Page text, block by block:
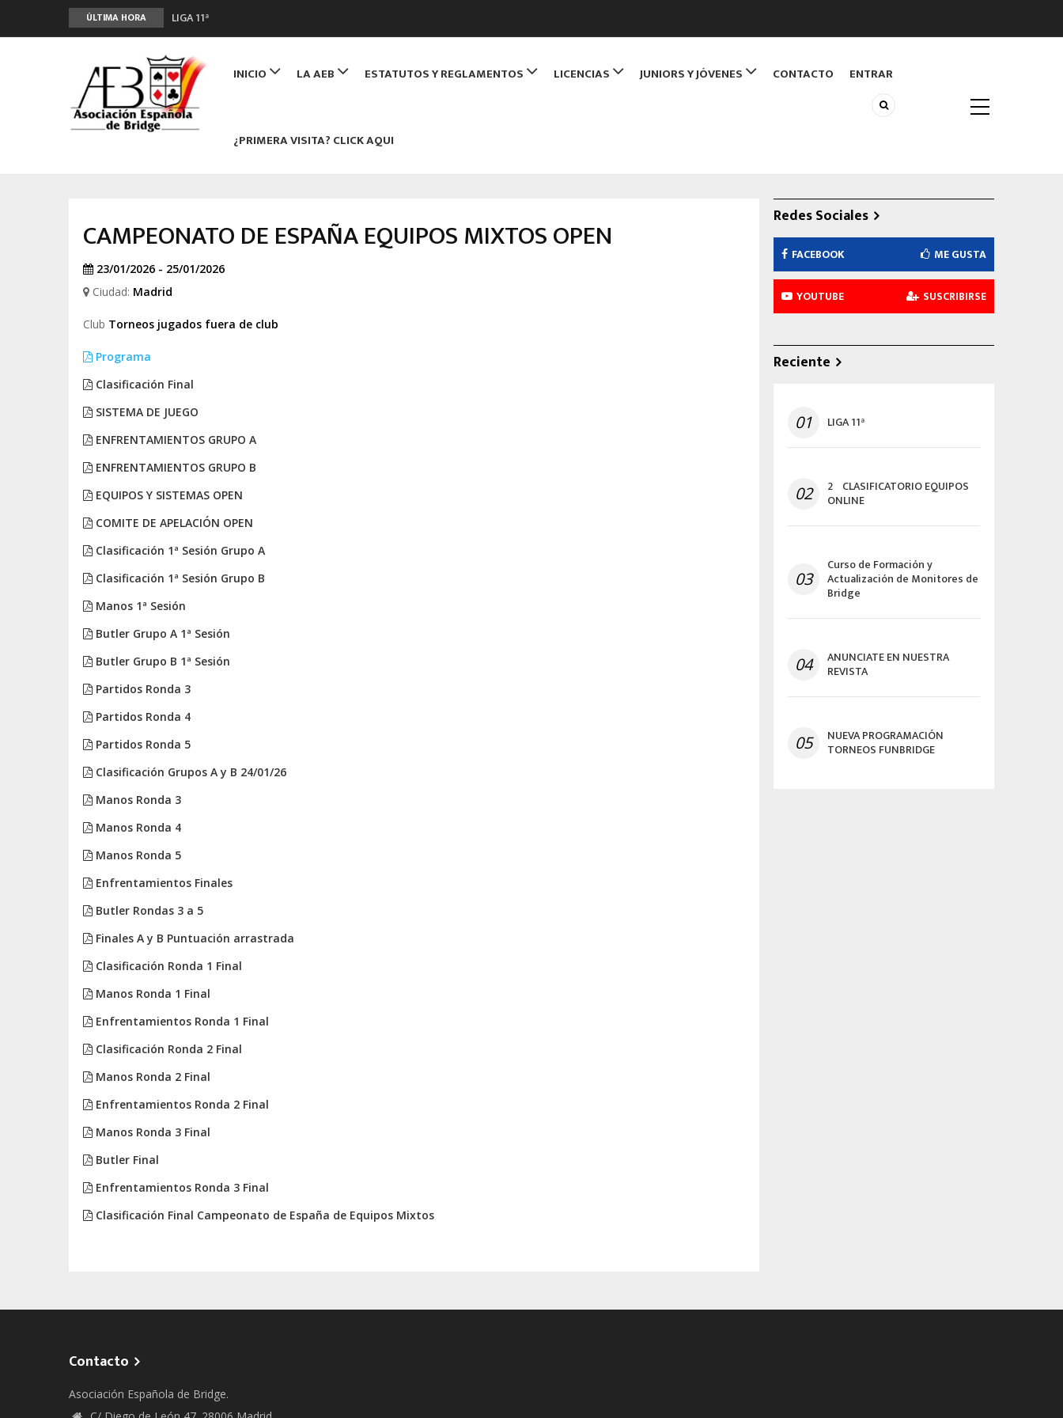
ÚLTIMA HORA
LIGA 11ª
2º CLASIFICATORIO EQUIPOS ONLINE
Curso de Formación y Actualización de Monitores de Bridge
ANUNCIATE EN NUESTRA REVISTA
NUEVA PROGRAMACIÓN TORNEOS FUNBRIDGE
navigation
INICIO LA AEB ESTATUTOS Y REGLAMENTOS LICENCIAS JUNIORS Y JÓVENES CONTACTO ENTRAR
¿PRIMERA VISITA? CLICK AQUI
CAMPEONATO DE ESPAÑA EQUIPOS MIXTOS OPEN
23/01/2026 - 25/01/2026
Ciudad: Madrid
Club Torneos jugados fuera de club
Programa
Clasificación Final
SISTEMA DE JUEGO
ENFRENTAMIENTOS GRUPO A
ENFRENTAMIENTOS GRUPO B
EQUIPOS Y SISTEMAS OPEN
COMITE DE APELACIÓN OPEN
Clasificación 1ª Sesión Grupo A
Clasificación 1ª Sesión Grupo B
Manos 1ª Sesión
Butler Grupo A 1ª Sesión
Butler Grupo B 1ª Sesión
Partidos Ronda 3
Partidos Ronda 4
Partidos Ronda 5
Clasificación Grupos A y B 24/01/26
Manos Ronda 3
Manos Ronda 4
Manos Ronda 5
Enfrentamientos Finales
Butler Rondas 3 a 5
Finales A y B Puntuación arrastrada
Clasificación Ronda 1 Final
Manos Ronda 1 Final
Enfrentamientos Ronda 1 Final
Clasificación Ronda 2 Final
Manos Ronda 2 Final
Enfrentamientos Ronda 2 Final
Manos Ronda 3 Final
Butler Final
Enfrentamientos Ronda 3 Final
Clasificación Final Campeonato de España de Equipos Mixtos
Redes Sociales
FACEBOOK ME GUSTA
YOUTUBE SUSCRIBIRSE
Reciente
01 LIGA 11ª
02 2º CLASIFICATORIO EQUIPOS
ONLINE
03
Curso de Formación y
Actualización de Monitores de
Bridge
04 ANUNCIATE EN NUESTRA
REVISTA
05 NUEVA PROGRAMACIÓN
TORNEOS FUNBRIDGE
Contacto
Asociación Española de Bridge.